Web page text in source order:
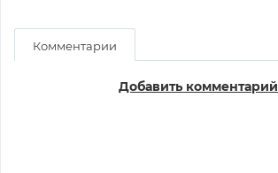
Комментарии
Добавить комментарий